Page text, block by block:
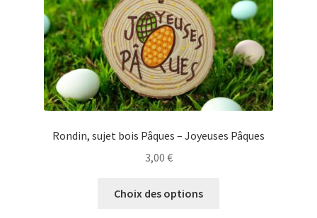
Rondin, sujet bois Pâques – Joyeuses Pâques
3,00 €
Choix des options